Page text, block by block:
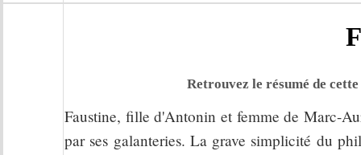
Retrouvez le résumé de
Faustine, fille d'Antonin et femme de Marc-
par ses galanteries. La grave simplicité du